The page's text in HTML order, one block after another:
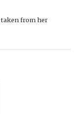
taken from her